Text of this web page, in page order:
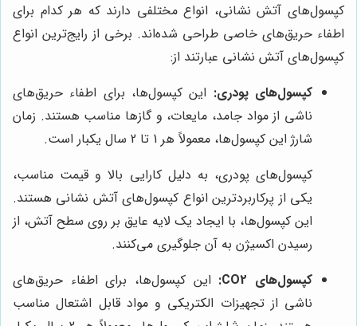
کپسول‌های آتش نشانی، انواع مختلفی دارند که هر کدام برای
اطفاء حریق‌های خاصی طراحی شده‌اند. برخی از رایج‌ترین انواع
کپسول‌های آتش نشانی عبارتند از:
کپسول‌های پودری: این کپسول‌ها، برای اطفاء حریق‌های
ناشی از مواد جامد، مایعات، و گازها مناسب هستند. زمان
شارژ این کپسول‌ها، معمولاً هر 1 تا 2 سال یکبار است.
کپسول‌های پودری، به دلیل کارایی بالا و قیمت مناسب،
یکی از پرکاربردترین انواع کپسول‌های آتش نشانی هستند.
این کپسول‌ها، با ایجاد یک لایه عایق بر روی سطح آتش، از
رسیدن اکسیژن به آن جلوگیری می‌کنند.
کپسول‌های CO2:
این کپسول‌ها، برای اطفاء حریق‌های
ناشی از تجهیزات الکتریکی و مواد قابل اشتعال مناسب